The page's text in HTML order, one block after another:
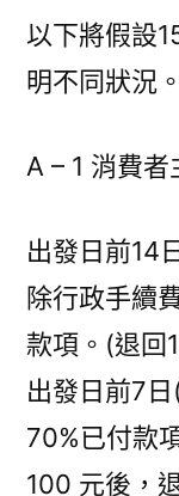
以下將假設
明不同狀況。
A – 1 消費者
出發日前14
除行政手續
款項。(退回
出發日前7
70%已付款
100 元後，